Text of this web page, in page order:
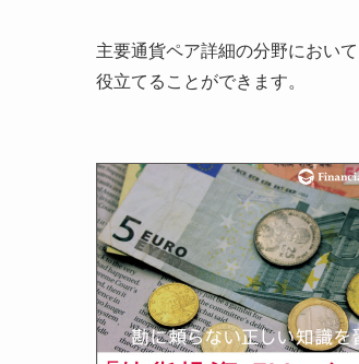
主要通貨ペア詳細の分野におい
役立てることができます。